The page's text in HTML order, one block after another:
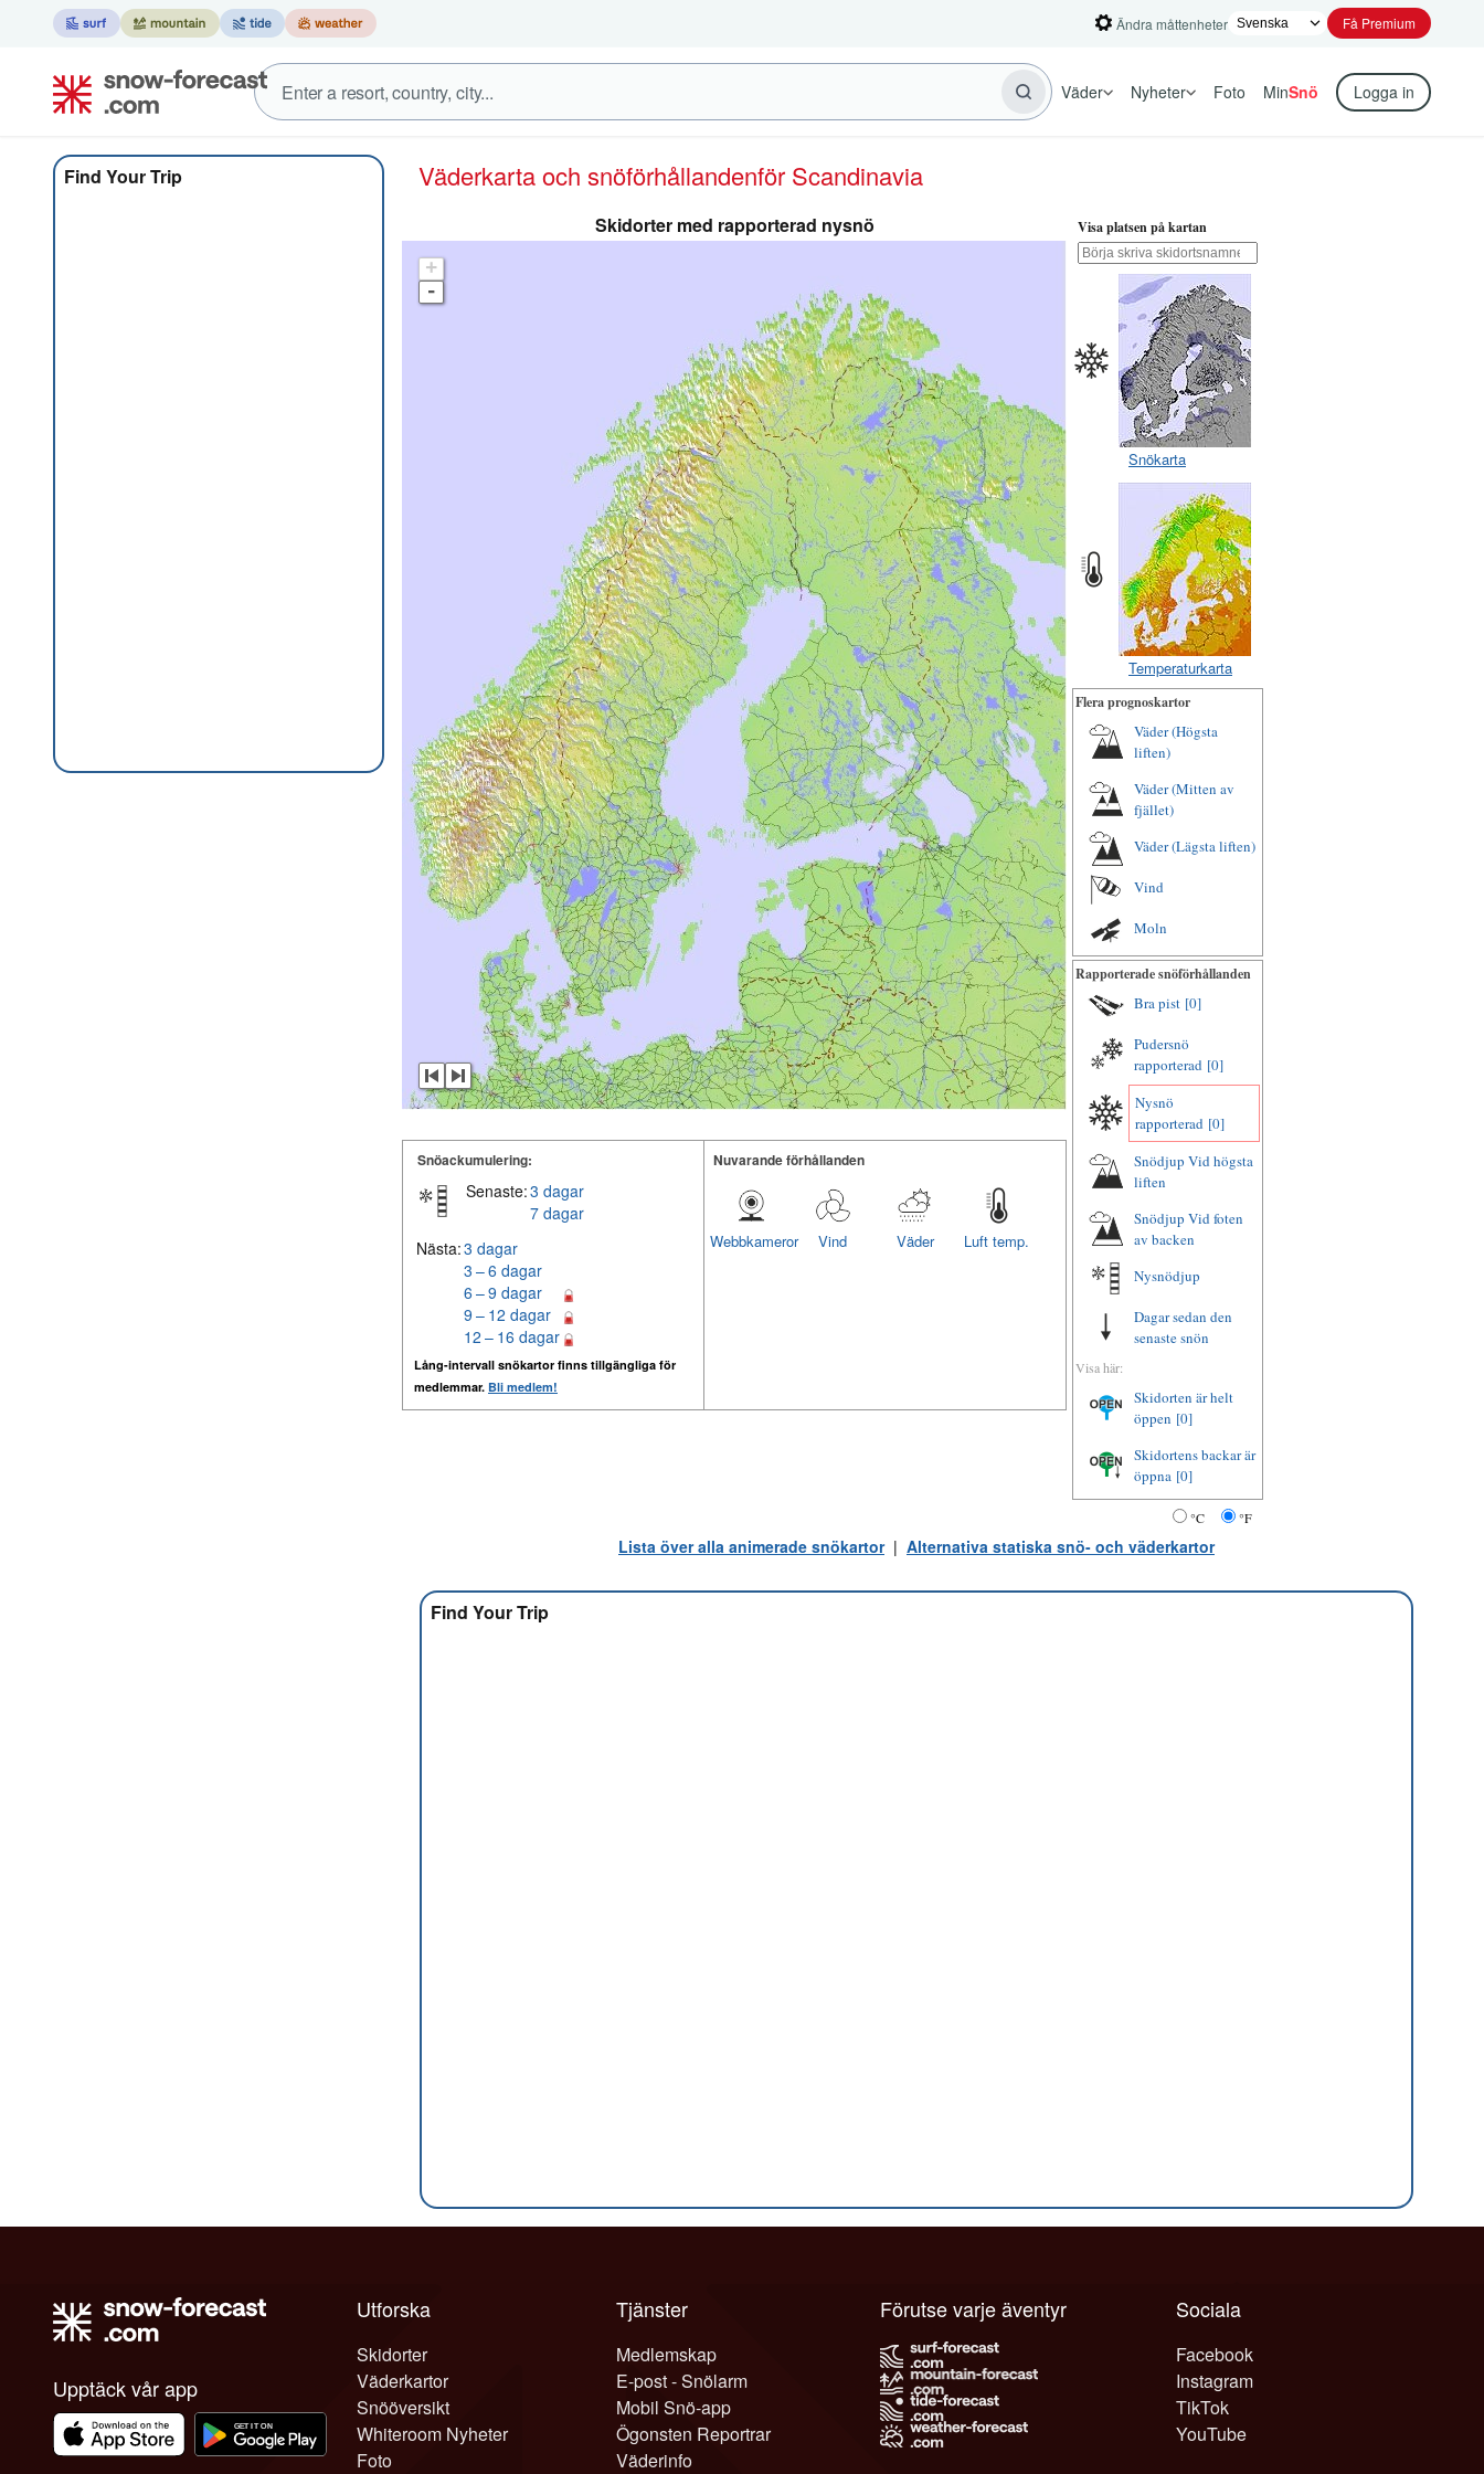
Ändra måttenheter Få Premium
Väder Nyheter Foto MinSnö Logga in
Find Your Trip Väderkarta och snöförhållandenför Scandinavia
Skidorter med rapporterad nysnö
+
-
Snöackumulering:
Senaste:3 dagar
7 dagar
Nästa:3 dagar
3 – 6 dagar
6 – 9 dagar
9 – 12 dagar
12 – 16 dagar
Lång-intervall snökartor finns tillgängliga för
medlemmar. Bli medlem!
Nuvarande förhållanden
Luft temp.
Väder
Vind
Webbkameror
Visa platsen på kartan
Snökarta
Temperaturkarta
Flera prognoskartor
Väder (Högsta
liften)
Väder (Mitten av
fjället)
Väder (Lägsta liften)
Vind
Moln
Rapporterade snöförhållanden
Bra pist [0]
Pudersnö
rapporterad [0]
Nysnö
rapporterad [0]
Snödjup Vid högsta
liften
Snödjup Vid foten
av backen
Nysnödjup
Dagar sedan den
senaste snön
Visa här:
Skidorten är helt
öppen [0]
Skidortens backar är
öppna [0]
°C °F
Lista över alla animerade snökartor| Alternativa statiska snö- och väderkartor
Find Your Trip
Upptäck vår app
Utforska
Skidorter
Väderkartor
Snööversikt
Whiteroom Nyheter
Foto
Tjänster
Medlemskap
E-post - Snölarm
Mobil Snö-app
Ögonsten Reportrar
Väderinfo
Sociala
Facebook
Instagram
TikTok
YouTube
Förutse varje äventyr